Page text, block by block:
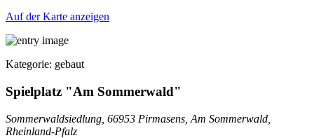
Auf der Karte anzeigen
Kategorie: gebaut
Spielplatz "Am Sommerwald"
Sommerwaldsiedlung, 66953 Pirmasens, Am Sommerwald,
Rheinland-Pfalz